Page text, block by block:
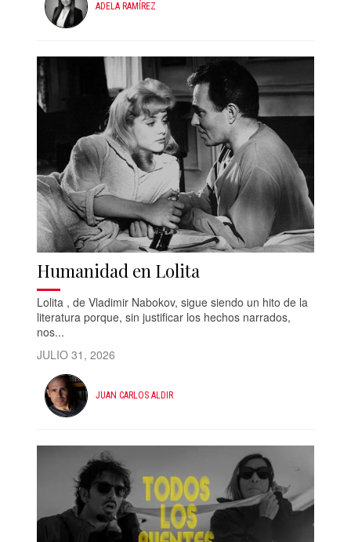
ADELA RAMÍREZ
Humanidad en Lolita
Lolita , de Vladimir Nabokov, sigue siendo un hito de la
literatura porque, sin justificar los hechos narrados,
nos...
JULIO 31, 2026
JUAN CARLOS ALDIR